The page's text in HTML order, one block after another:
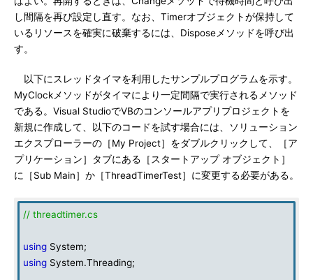
し間隔を再び設定し直す。なお、Timerオブジェクトが保持して
いるリソースを確実に破棄するには、Disposeメソッドを呼び出
す。
以下にスレッドタイマを利用したサンプルプログラムを示す。
MyClockメソッドがタイマにより一定間隔で実行されるメソッド
である。Visual StudioでVBのコンソールアプリプロジェクトを
新規に作成して、以下のコードを試す場合には、ソリューション
エクスプローラーの［My Project］をダブルクリックして、［ア
プリケーション］タブにある［スタートアップ オブジェクト］
に［Sub Main］か［ThreadTimerTest］に変更する必要がある。
// threadtimer.cs
using System;
using System.Threading;